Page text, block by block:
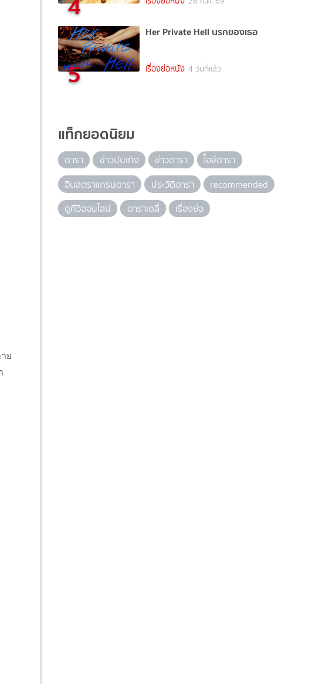
ย
5
Her Private Hell นรกของเธอ
เรื่องย่อหนัง 4 วันที่แล้ว
แท็กยอดนิยม
ดารา ข่าวบันเทิง ข่าวดารา
ไอจีดารา
อินสตราแกรมดารา
ประวัติดารา
recommended
ดูทีวีออนไลน์
ดาราเดลี่ เรื่องย่อ